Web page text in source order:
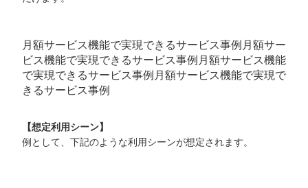
月額サービス機能で実現できるサービス事例月額サー
ビス機能で実現できるサービス事例月額サービス機能
で実現できるサービス事例月額サービス機能で実現で
きるサービス事例
【想定利用シーン】
例として、下記のような利用シーンが想定されます。